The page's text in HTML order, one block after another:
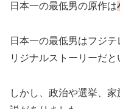
日本一の最低男の原作は
日本一の最低男はフジ
リジナルストーリーだと
しかし、政治や選挙、